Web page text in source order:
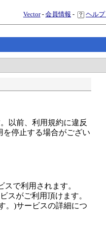
Vector- 会員情報 - ヘルプ
以前、利用規約に違反
を停止する場合がござい
で利用されます。
スがご利用頂けます。
。)サービスの詳細につ